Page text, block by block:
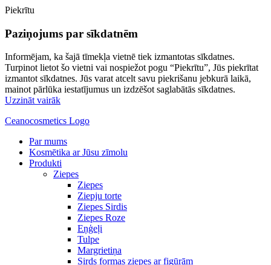
Piekrītu
Paziņojums par sīkdatnēm
Informējam, ka šajā tīmekļa vietnē tiek izmantotas sīkdatnes.
Turpinot lietot šo vietni vai nospiežot pogu “Piekrītu”, Jūs piekrītat
izmantot sīkdatnes. Jūs varat atcelt savu piekrišanu jebkurā laikā,
mainot pārlūka iestatījumus un izdzēšot saglabātās sīkdatnes.
Uzzināt vairāk
Ceanocosmetics Logo
Par mums
Kosmētika ar Jūsu zīmolu
Produkti
Ziepes
Ziepes
Ziepju torte
Ziepes Sirdis
Ziepes Roze
Eņģeļi
Tulpe
Margrietiņa
Sirds formas ziepes ar figūrām